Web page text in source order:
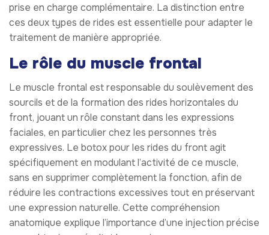
prise en charge complémentaire. La distinction entre
ces deux types de rides est essentielle pour adapter le
traitement de manière appropriée.
Le rôle du muscle frontal
Le muscle frontal est responsable du soulèvement des
sourcils et de la formation des rides horizontales du
front, jouant un rôle constant dans les expressions
faciales, en particulier chez les personnes très
expressives. Le botox pour les rides du front agit
spécifiquement en modulant l’activité de ce muscle,
sans en supprimer complètement la fonction, afin de
réduire les contractions excessives tout en préservant
une expression naturelle. Cette compréhension
anatomique explique l’importance d’une injection précise